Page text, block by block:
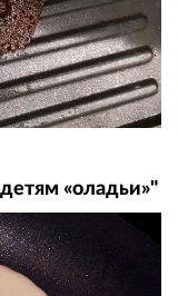
«оладьи»"